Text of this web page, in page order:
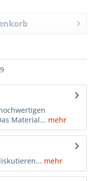
Material... mehr
mehr